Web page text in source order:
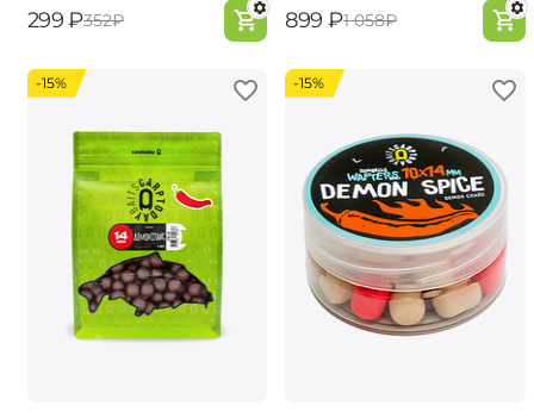
‍299‍ ₽‍352‍₽ ‍899‍ ₽‍1 058‍₽
-15% -15%